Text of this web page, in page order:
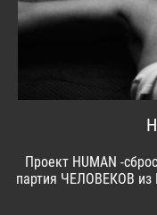
Проект HUMAN -
партия ЧЕЛОВЕКОВ из